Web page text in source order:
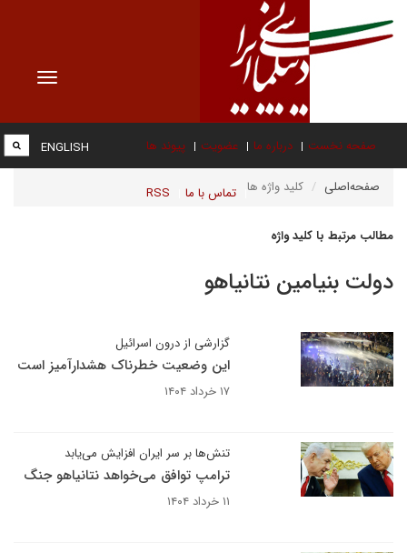
Toggle
صفحه نخست درباره ما عضویت پیوند ها
تماس با ما RSS
ENGLISH
صفحه‌اصلی کلید واژه ها
مطالب مرتبط با کلید واژه
دولت بنیامین نتانیاهو
گزارشی از درون اسرائیل
این وضعیت خطرناک هشدارآمیز است
۱۷ خرداد ۱۴۰۴
تنش‌ها بر سر ایران افزایش می‌یابد
ترامپ توافق می‌خواهد نتانیاهو جنگ
۱۱ خرداد ۱۴۰۴